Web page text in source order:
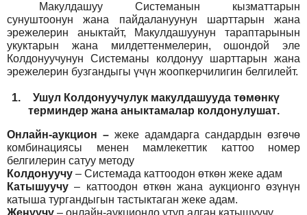
Макулдашуу Системанын кызматтарын
сунуштоонун жана пайдалануунун шарттарын жана
эрежелерин аныктайт, Макулдашуунун тараптарынын
укуктарын жана милдеттенмелерин, ошондой эле
Колдонуучунун Системаны колдонуу шарттарын жана
эрежелерин бузгандыгы үчүн жоопкерчилигин белгилейт.
1.
Ушул Колдонуучулук макулдашууда төмөнкү
терминдер жана аныктамалар колдонулушат.
Онлайн-аукцион – жеке адамдарга сандардын өзгөчө
комбинациясы менен мамлекеттик каттоо номер
белгилерин сатуу методу
Колдонуучу – Системада каттоодон өткөн жеке адам
Катышуучу – каттоодон өткөн жана аукционго өзүнүн
катыша тургандыгын тастыктаган жеке адам.
Жеңүүчү – онлайн-аукциондо утуп алган катышуучу.